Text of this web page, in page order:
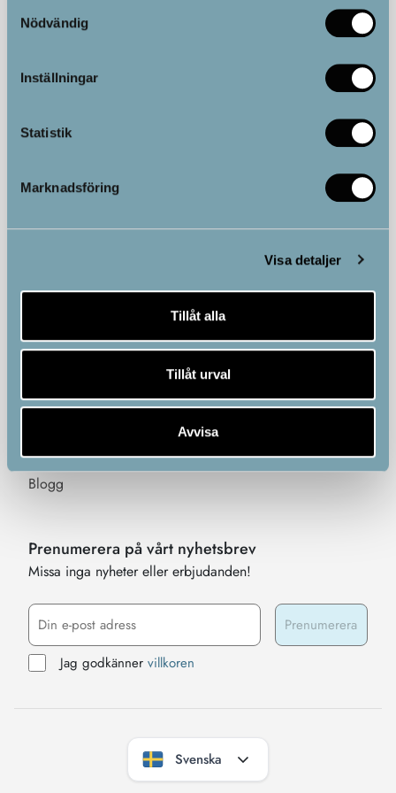
Nödvändig
Inställningar
Statistik
Marknadsföring
Visa detaljer
Tillåt alla
Tillåt urval
Avvisa
Kundservice
Hemmaträning
Vibrationsträning
Anti-age
Leverans
Cookies & Sekretesspolicy
Garanti, Reklamation & Ånger
Bli partner
Blogg
Prenumerera på vårt nyhetsbrev
Missa inga nyheter eller erbjudanden!
Jag godkänner villkoren
Svenska